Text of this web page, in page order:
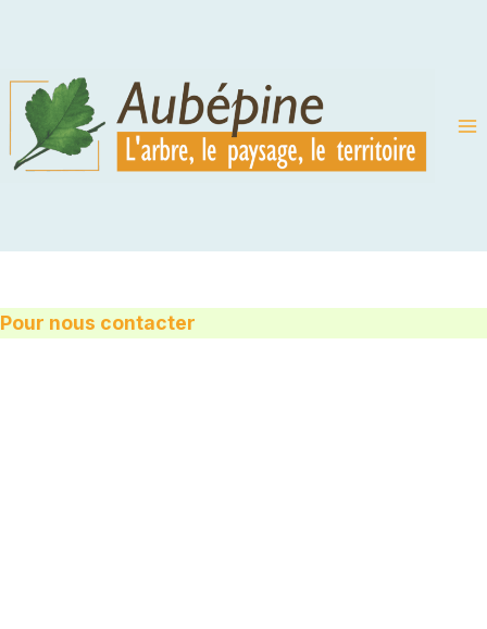
Pour nous contacter